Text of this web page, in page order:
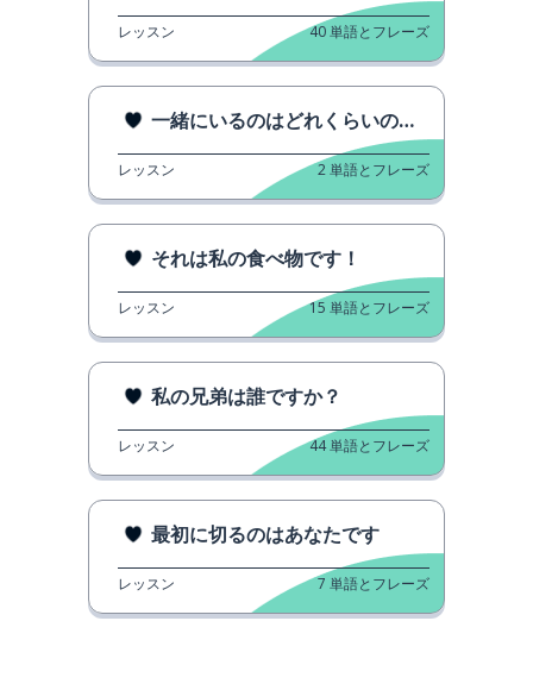
レッスン 40単語とフレーズ
一緒にいるのはどれくらいの期間ですか？
レッスン 2単語とフレーズ
それは私の食べ物です！
レッスン 15 単語とフレーズ
私の兄弟は誰ですか？
レッスン 44単語とフレーズ
最初に切るのはあなたです
レッスン 7 単語とフレーズ